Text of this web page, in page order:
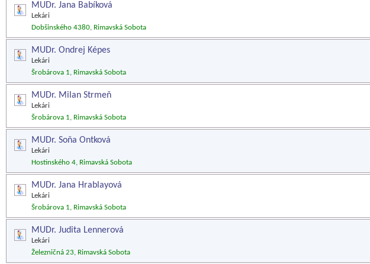
MUDr. Jana Babíková
Lekári
Dobšinského 4380, Rimavská Sobota
MUDr. Ondrej Képes
Lekári
Šrobárova 1, Rimavská Sobota
MUDr. Milan Strmeň
Lekári
Šrobárova 1, Rimavská Sobota
MUDr. Soňa Ontková
Lekári
Hostinského 4, Rimavská Sobota
MUDr. Jana Hrablayová
Lekári
Šrobárova 1, Rimavská Sobota
MUDr. Judita Lennerová
Lekári
Železničná 23, Rimavská Sobota